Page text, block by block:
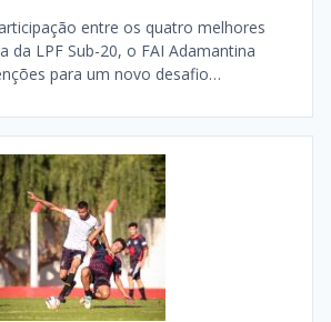
entre os quatro melhores
da LPF Sub-20, o FAI Adamantina
para um novo desafio…